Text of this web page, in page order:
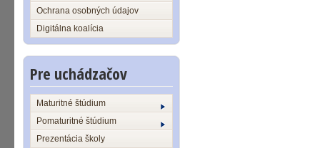
Ochrana osobných údajov
Digitálna koalícia
Pre uchádzačov
Maturitné štúdium
Pomaturitné štúdium
Prezentácia školy